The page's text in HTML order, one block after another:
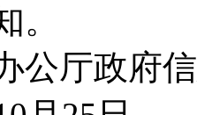
。
公厅政府